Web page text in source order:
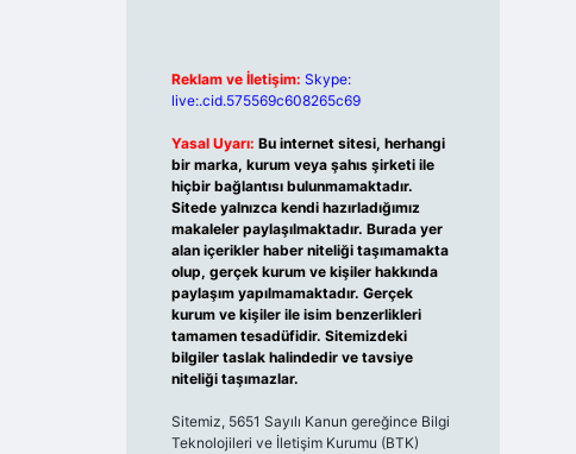
Reklam ve İletişim: Skype:
live:.cid.575569c608265c69
Yasal Uyarı: Bu internet sitesi, herhangi
bir marka, kurum veya şahıs şirketi ile
hiçbir bağlantısı bulunmamaktadır.
Sitede yalnızca kendi hazırladığımız
makaleler paylaşılmaktadır. Burada yer
alan içerikler haber niteliği taşımamakta
olup, gerçek kurum ve kişiler hakkında
paylaşım yapılmamaktadır. Gerçek
kurum ve kişiler ile isim benzerlikleri
tamamen tesadüfidir. Sitemizdeki
bilgiler taslak halindedir ve tavsiye
niteliği taşımazlar.
Sitemiz, 5651 Sayılı Kanun gereğince Bilgi
Teknolojileri ve İletişim Kurumu (BTK)